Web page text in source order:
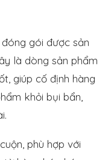
gói được sản
là dòng sản phẩm
giúp cố định hàng
khỏi bụi bẩn,
phù hợp với